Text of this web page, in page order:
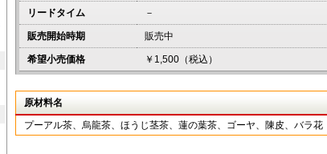
リードタイム －
販売開始時期 販売中
希望小売価格 ￥1,500（税込）
原材料名
プーアル茶、烏龍茶、ほうじ茎茶、蓮の葉茶、ゴーヤ、陳皮、バラ花